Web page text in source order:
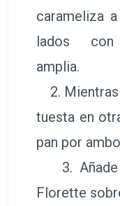
carameliza
lados con
amplia.
2. Mientras
tuesta en
pan por
3. Añade
Florette